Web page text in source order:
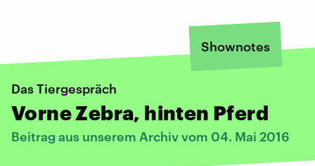
Shownotes
Das Tiergespräch
Vorne Zebra, hinten Pferd
Beitrag aus unserem Archiv vom 04. Mai 2016